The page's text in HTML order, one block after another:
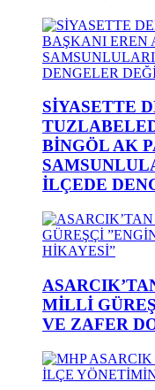
SİYASETTE
BİNGÖL AK
İLÇEDE
MİLLİ
VE ZAFER